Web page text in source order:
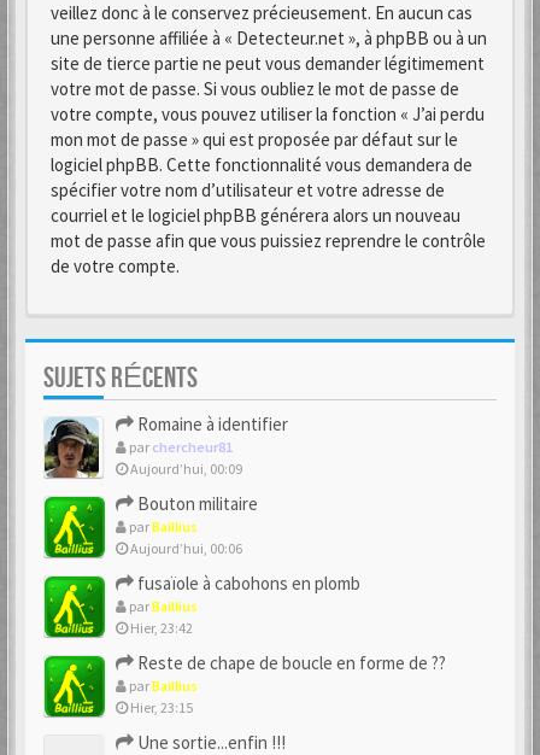
veillez donc à le conservez précieusement. En aucun cas
une personne affiliée à « Detecteur.net », à phpBB ou à un
site de tierce partie ne peut vous demander légitimement
votre mot de passe. Si vous oubliez le mot de passe de
votre compte, vous pouvez utiliser la fonction « J’ai perdu
mon mot de passe » qui est proposée par défaut sur le
logiciel phpBB. Cette fonctionnalité vous demandera de
spécifier votre nom d’utilisateur et votre adresse de
courriel et le logiciel phpBB générera alors un nouveau
mot de passe afin que vous puissiez reprendre le contrôle
de votre compte.
SUJETS RÉCENTS
Romaine à identifier
par chercheur81
Aujourd’hui, 00:09
Bouton militaire
parBaillius
Aujourd’hui, 00:06
fusaïole à cabohons en plomb
parBaillius
Hier, 23:42
Reste de chape de boucle en forme de ??
parBaillius
Hier, 23:15
Une sortie...enfin !!!